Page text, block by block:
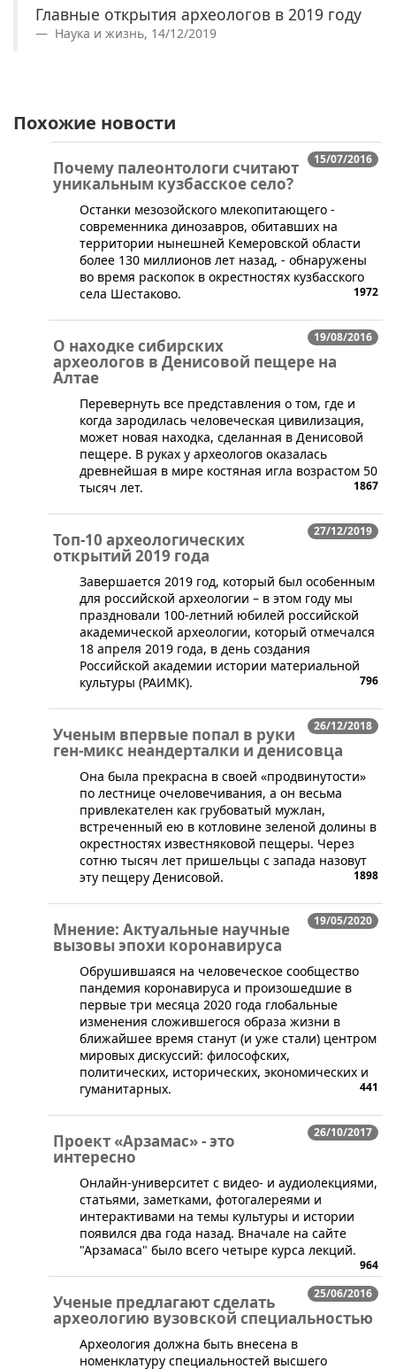
Главные открытия археологов в 2019 году
Наука и жизнь, 14/12/2019
Похожие новости
15/07/2016
Почему палеонтологи считают
уникальным кузбасское село?
​Останки мезозойского млекопитающего -
современника динозавров, обитавших на
территории нынешней Кемеровской области
более 130 миллионов лет назад, - обнаружены
во время раскопок в окрестностях кузбасского
села Шестаково.
1972
19/08/2016
О находке сибирских
археологов в Денисовой пещере на
Алтае
​Перевернуть все представления о том, где и
когда зародилась человеческая цивилизация,
может новая находка, сделанная в Денисовой
пещере. В руках у археологов оказалась
древнейшая в мире костяная игла возрастом 50
тысяч лет.
1867
27/12/2019
Топ-10 археологических
открытий 2019 года
​Завершается 2019 год, который был особенным
для российской археологии – в этом году мы
праздновали 100-летний юбилей российской
академической археологии, который отмечался
18 апреля 2019 года, в день создания
Российской академии истории материальной
культуры (РАИМК).
796
26/12/2018
Ученым впервые попал в руки
ген-микс неандерталки и денисовца
​Она была прекрасна в своей «продвинутости»
по лестнице очеловечивания, а он весьма
привлекателен как грубоватый мужлан,
встреченный ею в котловине зеленой долины в
окрестностях известняковой пещеры. Через
сотню тысяч лет пришельцы с запада назовут
эту пещеру Денисовой.
1898
19/05/2020
Мнение: Актуальные научные
вызовы эпохи коронавируса
Обрушившаяся на человеческое сообщество
пандемия коронавируса и произошедшие в
первые три месяца 2020 года глобальные
изменения сложившегося образа жизни в
ближайшее время станут (и уже стали) центром
мировых дискуссий: философских,
политических, исторических, экономических и
гуманитарных.
441
26/10/2017
Проект «Арзамас» - это
интересно
Онлайн-университет с видео- и аудиолекциями,
статьями, заметками, фотогалереями и
интерактивами на темы культуры и истории
появился два года назад. Вначале на сайте
"Арзамаса" было всего четыре курса лекций.
964
25/06/2016
Ученые предлагают сделать
археологию вузовской специальностью
​​Археология должна быть внесена в
номенклатуру специальностей высшего